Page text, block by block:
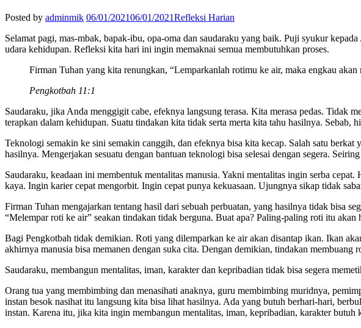
Posted by adminmik 06/01/202106/01/2021Refleksi Harian
Selamat pagi, mas-mbak, bapak-ibu, opa-oma dan saudaraku yang baik. Puji syukur
udara kehidupan. Refleksi kita hari ini ingin memaknai semua membutuhkan proses.
Firman Tuhan yang kita renungkan, “Lemparkanlah rotimu ke air, maka engkau akan
Pengkotbah 11:1
Saudaraku, jika Anda menggigit cabe, efeknya langsung terasa. Kita merasa pedas. Tidak
terapkan dalam kehidupan. Suatu tindakan kita tidak serta merta kita tahu hasilnya. Sebab,
Teknologi semakin ke sini semakin canggih, dan efeknya bisa kita kecap. Salah satu
hasilnya. Mengerjakan sesuatu dengan bantuan teknologi bisa selesai dengan segera.
Saudaraku, keadaan ini membentuk mentalitas manusia. Yakni mentalitas ingin serba
kaya. Ingin karier cepat mengorbit. Ingin cepat punya kekuasaan. Ujungnya sikap tidak
Firman Tuhan mengajarkan tentang hasil dari sebuah perbuatan, yang hasilnya tidak bisa
“Melempar roti ke air” seakan tindakan tidak berguna. Buat apa? Paling-paling roti itu
Bagi Pengkotbah tidak demikian. Roti yang dilemparkan ke air akan disantap ikan. Ikan
akhirnya manusia bisa memanen dengan suka cita. Dengan demikian, tindakan
Saudaraku, membangun mentalitas, iman, karakter dan kepribadian tidak bisa segera
Orang tua yang membimbing dan menasihati anaknya, guru membimbing muridnya,
instan besok nasihat itu langsung kita bisa lihat hasilnya. Ada yang butuh berhari-hari,
instan. Karena itu, jika kita ingin membangun mentalitas, iman, kepribadian, karakter butuh